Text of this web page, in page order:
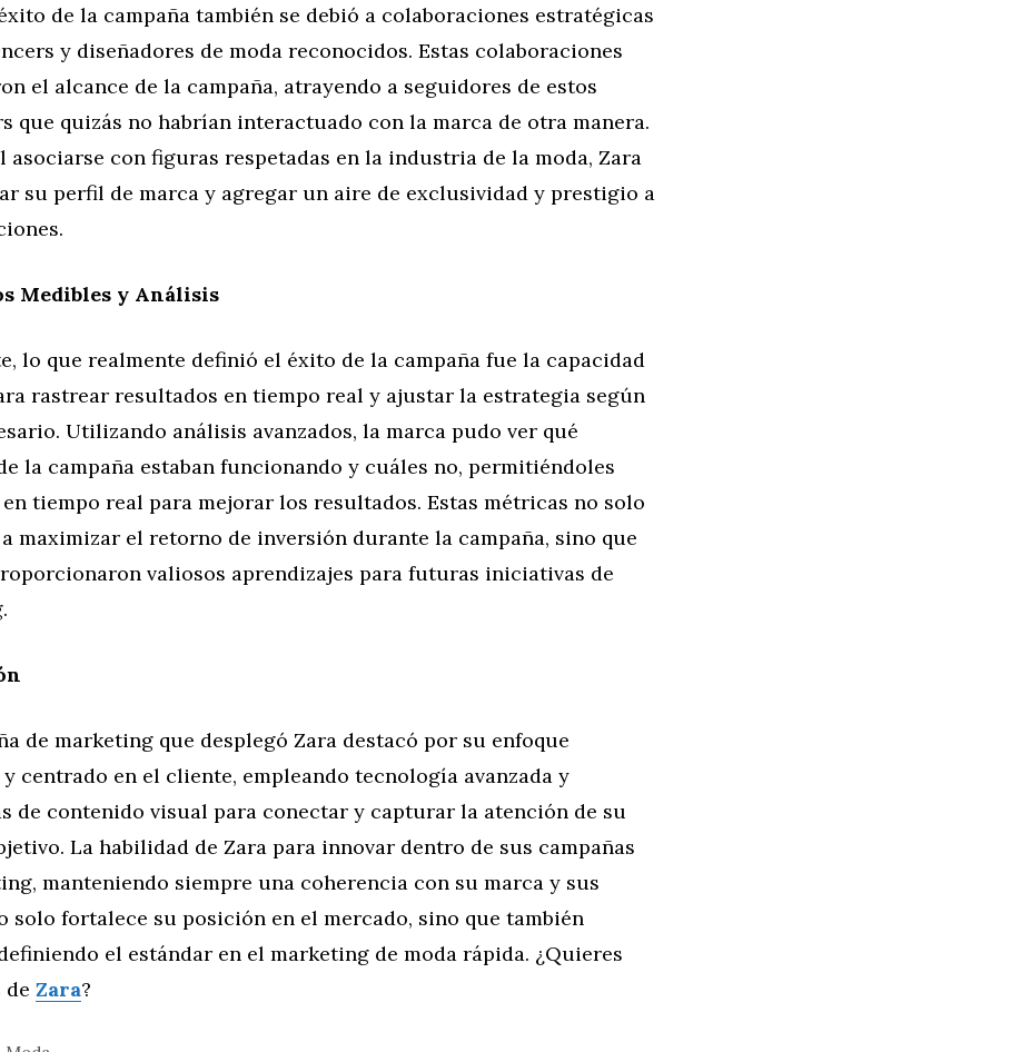
de la campaña también se debió a colaboraciones estratégicas
y diseñadores de moda reconocidos. Estas colaboraciones
el alcance de la campaña, atrayendo a seguidores de estos
que quizás no habrían interactuado con la marca de otra manera.
asociarse con figuras respetadas en la industria de la moda, Zara
su perfil de marca y agregar un aire de exclusividad y prestigio a
Medibles y Análisis
lo que realmente definió el éxito de la campaña fue la capacidad
rastrear resultados en tiempo real y ajustar la estrategia según
Utilizando análisis avanzados, la marca pudo ver qué
la campaña estaban funcionando y cuáles no, permitiéndoles
tiempo real para mejorar los resultados. Estas métricas no solo
maximizar el retorno de inversión durante la campaña, sino que
valiosos aprendizajes para futuras iniciativas de
de marketing que desplegó Zara destacó por su enfoque
centrado en el cliente, empleando tecnología avanzada y
de contenido visual para conectar y capturar la atención de su
La habilidad de Zara para innovar dentro de sus campañas
manteniendo siempre una coherencia con su marca y sus
solo fortalece su posición en el mercado, sino que también
el estándar en el marketing de moda rápida. ¿Quieres
de Zara?